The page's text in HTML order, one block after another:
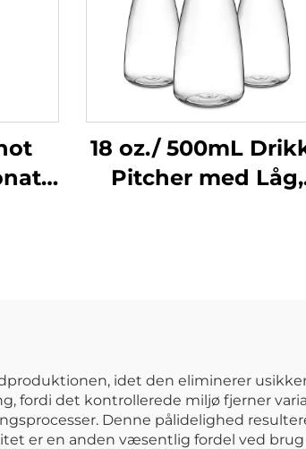
18 oz./ 500mL
Pitcher med Låg,
idet den eliminerer
fordi det kontrollerede miljø fjerner
Denne pålidelighed
er en anden væsentlig fordel ved